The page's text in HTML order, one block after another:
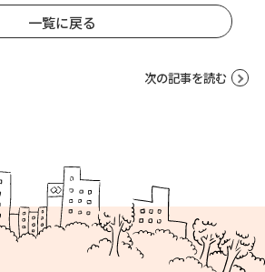
一覧に戻る
次の記事を読む